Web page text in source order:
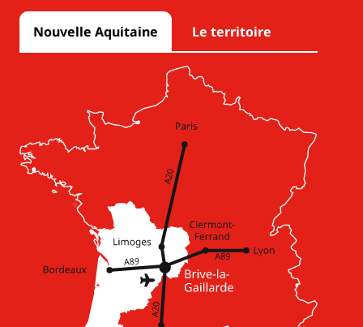
Nouvelle Aquitaine Le territoire